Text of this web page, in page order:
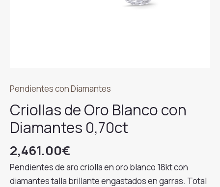
Pendientes con Diamantes
Criollas de Oro Blanco con
Diamantes 0,70ct
2,461.00€
Pendientes de aro criolla en oro blanco 18kt con
diamantes talla brillante engastados en garras. Total